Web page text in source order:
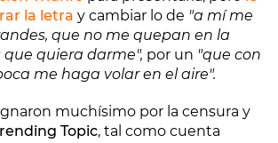
la letra y cambiar lo de "a mí me
que no me quepan en la
que quiera darme", por un "que con
me haga volar en el aire".
muchísimo por la censura y
Topic, tal como cuenta